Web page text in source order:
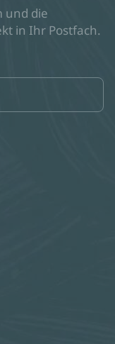
und die
in Ihr Postfach.